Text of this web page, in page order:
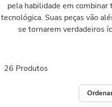
pela habilidade em combinar
tecnológica. Suas peças vão
se tornarem verdadeiros
26 Produtos